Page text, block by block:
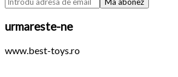
urmareste-ne
www.best-toys.ro